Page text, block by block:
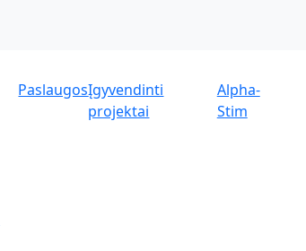
PaslaugosĮgyvendinti
projektai
Alpha-
Stim